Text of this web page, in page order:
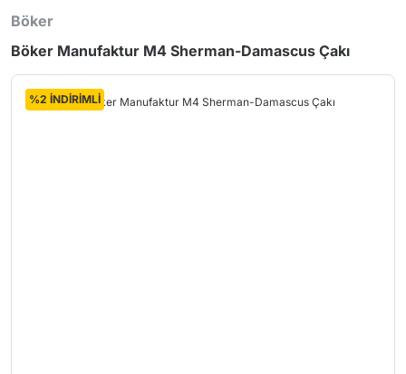
Böker
Böker Manufaktur M4 Sherman-Damascus Çakı
%2 İNDİRİMLİ